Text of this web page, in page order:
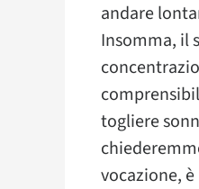
andare
Insomma, il
togliere
vocazione,